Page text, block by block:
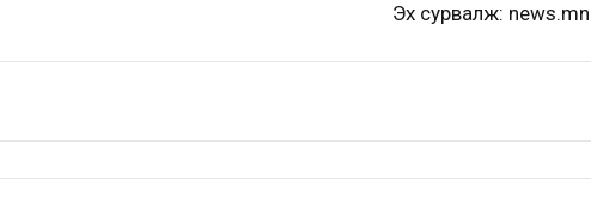
Эх сурвалж: news.mn